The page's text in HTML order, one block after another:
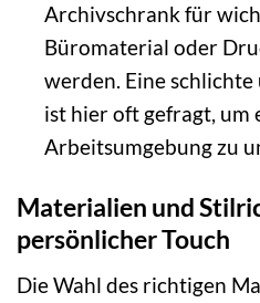
Archivschrank für
Büromaterial oder
werden. Eine
ist hier oft gefragt, um
Arbeitsumgebung zu
Materialien und
persönlicher Touch
Die Wahl des richtigen